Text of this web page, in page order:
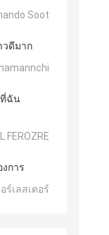
Soot
วดีมาก
ที่ฉัน
FEROZRE
การ
ร์เลสเตอร์